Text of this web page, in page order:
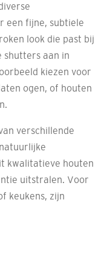
een fijne, subtiele
look die past bij
shutters aan in
kiezen voor
ogen, of houten
verschillende
kwalitatieve houten
uitstralen. Voor
keukens, zijn